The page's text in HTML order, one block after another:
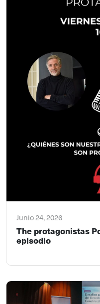
Junio 24, 2026
The protagonistas
episodio